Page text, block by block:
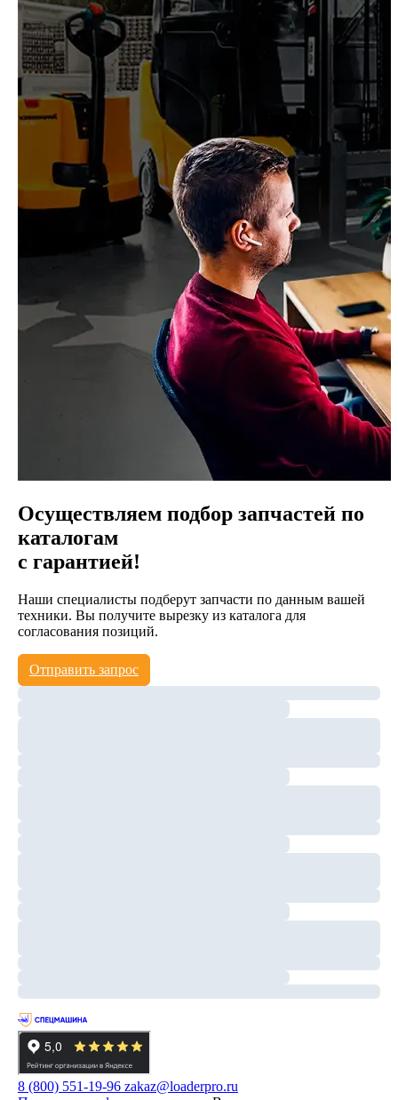
Осуществляем подбор запчастей по
каталогам
с гарантией!
Наши специалисты подберут запчасти по данным вашей
техники. Вы получите вырезку из каталога для
согласования позиций.
Отправить запрос
8 (800) 551-19-96 zakaz@loaderpro.ru